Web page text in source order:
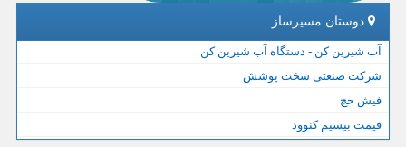
دوستان مسیرساز
آب شیرین کن - دستگاه آب شیرین کن
شرکت صنعتی سخت پوشش
فیش حج
قیمت بیسیم کنوود